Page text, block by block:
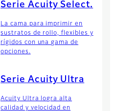
Serie Acuity Select.
La cama para imprimir en
sustratos de rollo, flexibles y
rígidos con una gama de
opciones.
Serie Acuity Ultra
Acuity Ultra logra alta
calidad y velocidad en